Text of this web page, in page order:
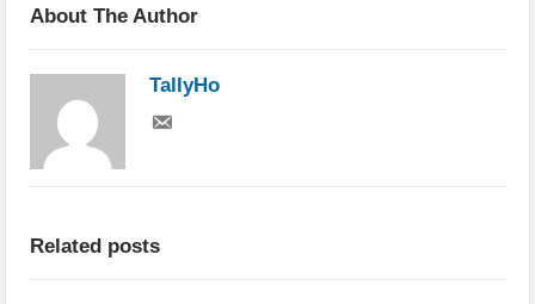
About The Author
TallyHo
Related posts